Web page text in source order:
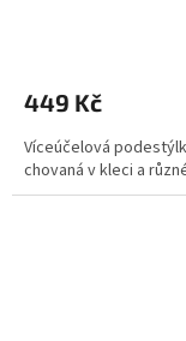
449 Kč
Víceúčelová
chovaná v kleci a